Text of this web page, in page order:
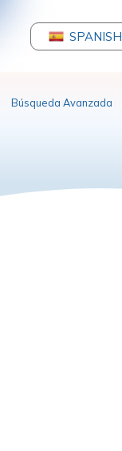
SPANISH
Búsqueda Avanzada